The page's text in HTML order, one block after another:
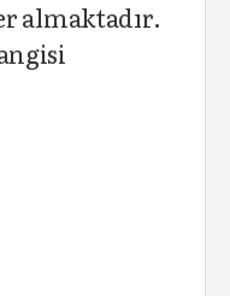
almaktadır.